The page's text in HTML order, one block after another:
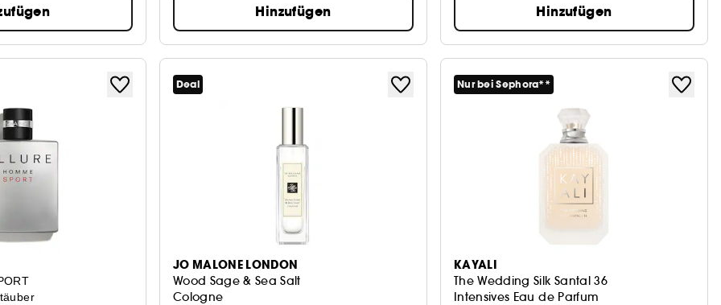
Hinzufügen Hinzufügen
Deal
JO MALONE LONDON
Wood Sage & Sea Salt
Cologne
Nur bei Sephora**
KAYALI
The Wedding Silk Santal 36
Intensives Eau de Parfum